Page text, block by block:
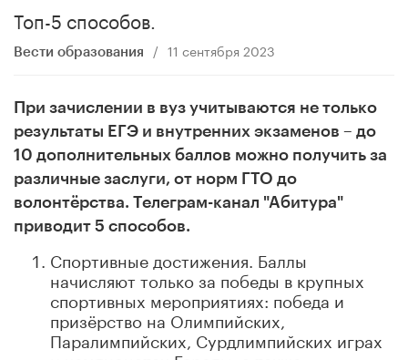
Топ-5 способов.
Вести образования / 11 сентября 2023
При зачислении в вуз учитываются не только
результаты ЕГЭ и внутренних экзаменов – до
10 дополнительных баллов можно получить за
различные заслуги, от норм ГТО до
волонтёрства. Телеграм-канал "Абитура"
приводит 5 способов.
Спортивные достижения. Баллы
начисляют только за победы в крупных
спортивных мероприятиях: победа и
призёрство на Олимпийских,
Паралимпийских, Сурдлимпийских играх